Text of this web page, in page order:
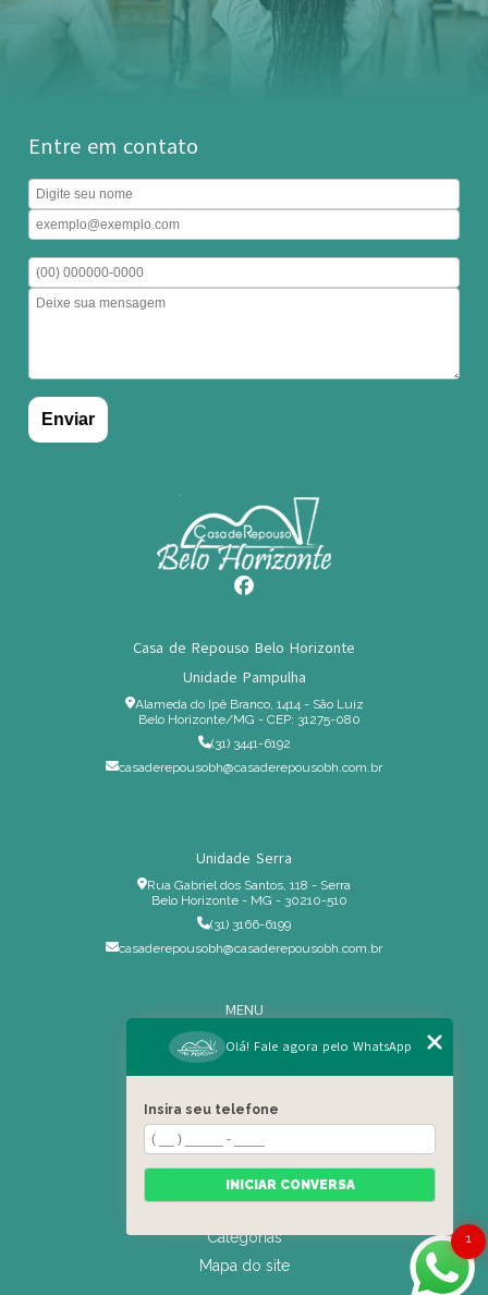
Entre em contato
Casa de Repouso Belo Horizonte
Unidade Pampulha
Alameda do Ipê Branco, 1414 - São Luiz
Belo Horizonte/MG - CEP: 31275-080
(31) 3441-6192
casaderepousobh@casaderepousobh.com.br
Unidade Serra
Rua Gabriel dos Santos, 118 - Serra
Belo Horizonte - MG - 30210-510
(31) 3166-6199
casaderepousobh@casaderepousobh.com.br
MENU
Home
Institucional
Serviços Especiais
Blog
Residência
Categorias
Mapa do site
1
Olá! Fale agora pelo WhatsApp
Insira seu telefone
INICIAR CONVERSA